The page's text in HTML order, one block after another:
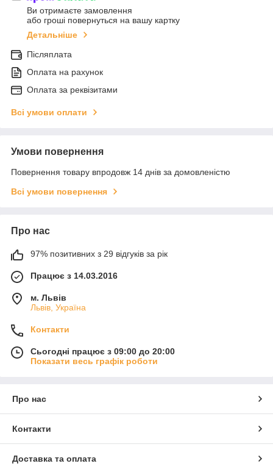
Ви отримаєте замовлення
або гроші повернуться на вашу картку
Детальніше
Післяплата
Оплата на рахунок
Оплата за реквізитами
Всі умови оплати
Умови повернення
Повернення товару впродовж 14 днів за домовленістю
Всі умови повернення
Про нас
97% позитивних з 29 відгуків за рік
Працює з 14.03.2016
м. Львів
Львів, Україна
Контакти
Сьогодні працює з 09:00 до 20:00
Показати весь графік роботи
Про нас
Контакти
Доставка та оплата